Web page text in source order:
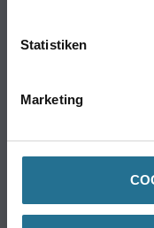
Statistiken
Marketing
Putze- und Spachtelmassen
Wand- & Deckenbeläge
Späth Knoll GmbH